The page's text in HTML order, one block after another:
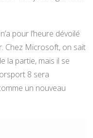
pour l’heure dévoilé
Chez Microsoft, on sait
la partie, mais il se
8 sera
un nouveau